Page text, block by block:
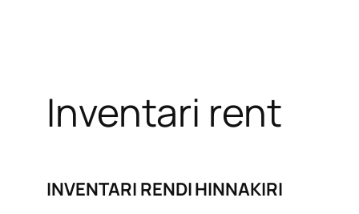
Inventari rent
INVENTARI RENDI HINNAKIRI